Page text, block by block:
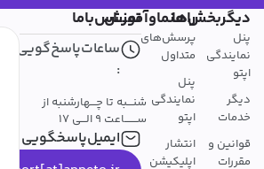
دیگربخش‌ها
پنل
نمایندگی
اپتو
دیگر
خدمات
قوانین و
مقررات
راهنماوآموزش
پرسش‌های
متداول
پنل
نمایندگی
اپتو
انتشار
اپلیکیشن
تمــــاس‌باما
ساعات‌پاسخ‌گویی
:
شنـــبه تا چـــهارشنبه از
ســـــــاعت 9 الـــی 17
ایمیل‌پاسخگویی